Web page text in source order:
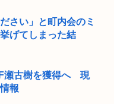
さい」と町内会のミ
げてしまった結
瀬古樹を獲得へ 現
報